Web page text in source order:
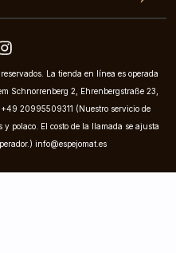
La tienda en línea es operada
Schnorrenberg 2, Ehrenbergstraße 23,
20995509311 (Nuestro servicio de
polaco. El costo de la llamada se ajusta
info@espejomat.es